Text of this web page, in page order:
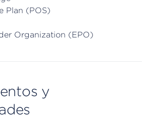
Plan (POS)
Organization (EPO)
y